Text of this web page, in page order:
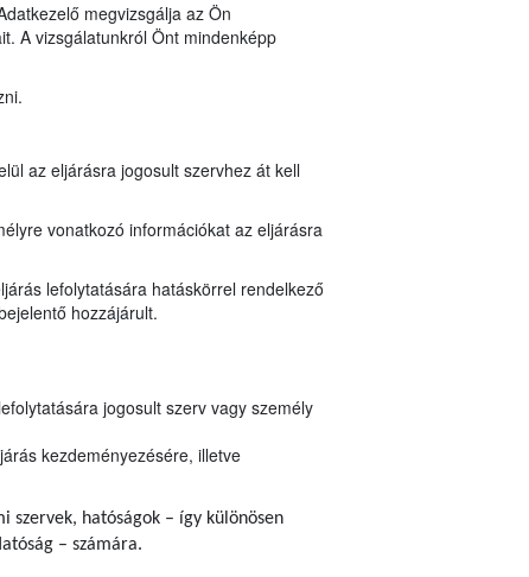
megvizsgálja az Ön
A vizsgálatunkról Önt mindenképp
az eljárásra jogosult szervhez át kell
vonatkozó információkat az eljárásra
lefolytatására hatáskörrel rendelkező
hozzájárult.
jogosult szerv vagy személy
kezdeményezésére, illetve
szervek, hatóságok – így különösen
– számára.